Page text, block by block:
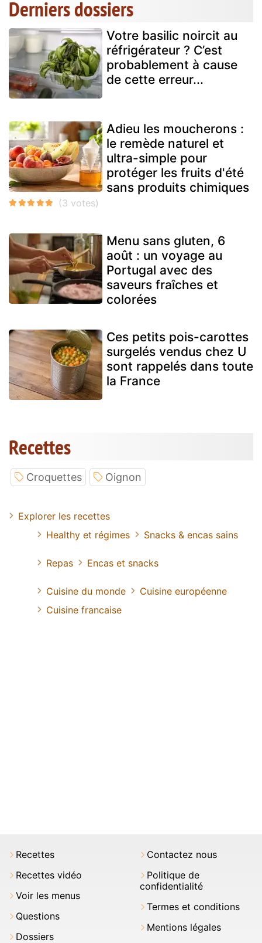
Derniers dossiers
Votre basilic noircit au
réfrigérateur ? C’est
probablement à cause
de cette erreur...
Adieu les moucherons :
le remède naturel et
ultra-simple pour
protéger les fruits d'été
sans produits chimiques
Menu sans gluten, 6
août : un voyage au
Portugal avec des
saveurs fraîches et
colorées
Ces petits pois-carottes
surgelés vendus chez U
sont rappelés dans toute
la France
Recettes
Croquettes Oignon
Explorer les recettes
Healthy et régimes
Snacks & encas sains
Repas Encas et snacks
Cuisine du monde
Cuisine européenne
Cuisine francaise
Recettes
Recettes vidéo
Voir les menus
Questions
Dossiers
Contactez nous
Politique de
confidentialité
Termes et conditions
Mentions légales